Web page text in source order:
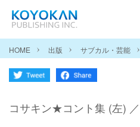
HOME 出版 サブカル・芸能
コサキン★コント集 (左) ／